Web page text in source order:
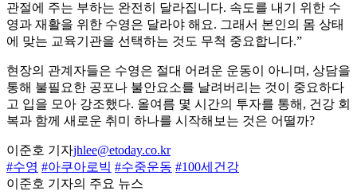
관절에 주는 부하는 완전히 달라집니다. 속도를 내기 위한 수
영과 재활을 위한 수영은 달라야 해요. 그래서 본인의 몸 상태
에 맞는 교육기관을 선택하는 것도 무척 중요합니다.”
현장의 관계자들은 수영은 절대 어려운 운동이 아니며, 상담을
통해 불필요한 공포나 불안요소를 날려버리는 것이 중요하다
고 입을 모아 강조했다. 올여름 몇 시간의 투자를 통해, 건강 회
복과 함께 새로운 취미 하나를 시작해보는 것은 어떨까?
이준호 기자jhlee@etoday.co.kr
#수영 #아쿠아로빅 #수중운동 #100세건강
이준호 기자의 주요 뉴스